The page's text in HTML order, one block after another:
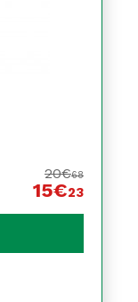
20€68
15€23